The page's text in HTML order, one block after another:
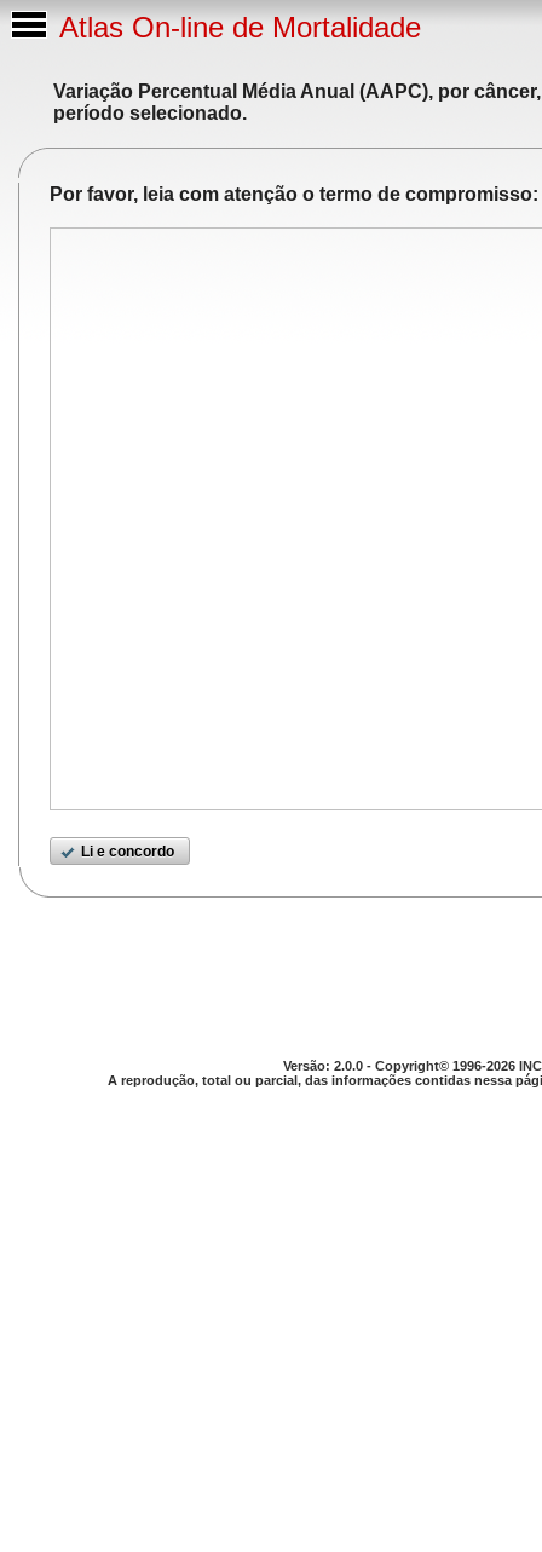
Atlas On-line de Mortalidade
Variação Percentual Média Anual (AAPC), por
período selecionado.
Por favor, leia com atenção o termo de compromisso:
Li e concordo
Versão: 2.0.0 - Copyright© 1996-2026
A reprodução, total ou parcial, das informações contidas nessa